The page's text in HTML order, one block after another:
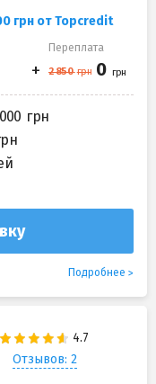
грн от Topcredit
Переплата
Подробнее
Отзывов: 2